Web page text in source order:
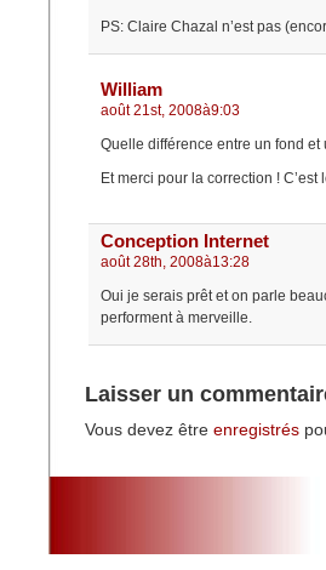
PS: Claire Chazal n’est pas
William
août 21st, 2008à9:03
Quelle différence entre un fond
Et merci pour la correction ! C’est
Conception Internet
août 28th, 2008à13:28
Oui je serais prêt et on parle
performent à merveille.
Laisser un
Vous devez être enregistrés